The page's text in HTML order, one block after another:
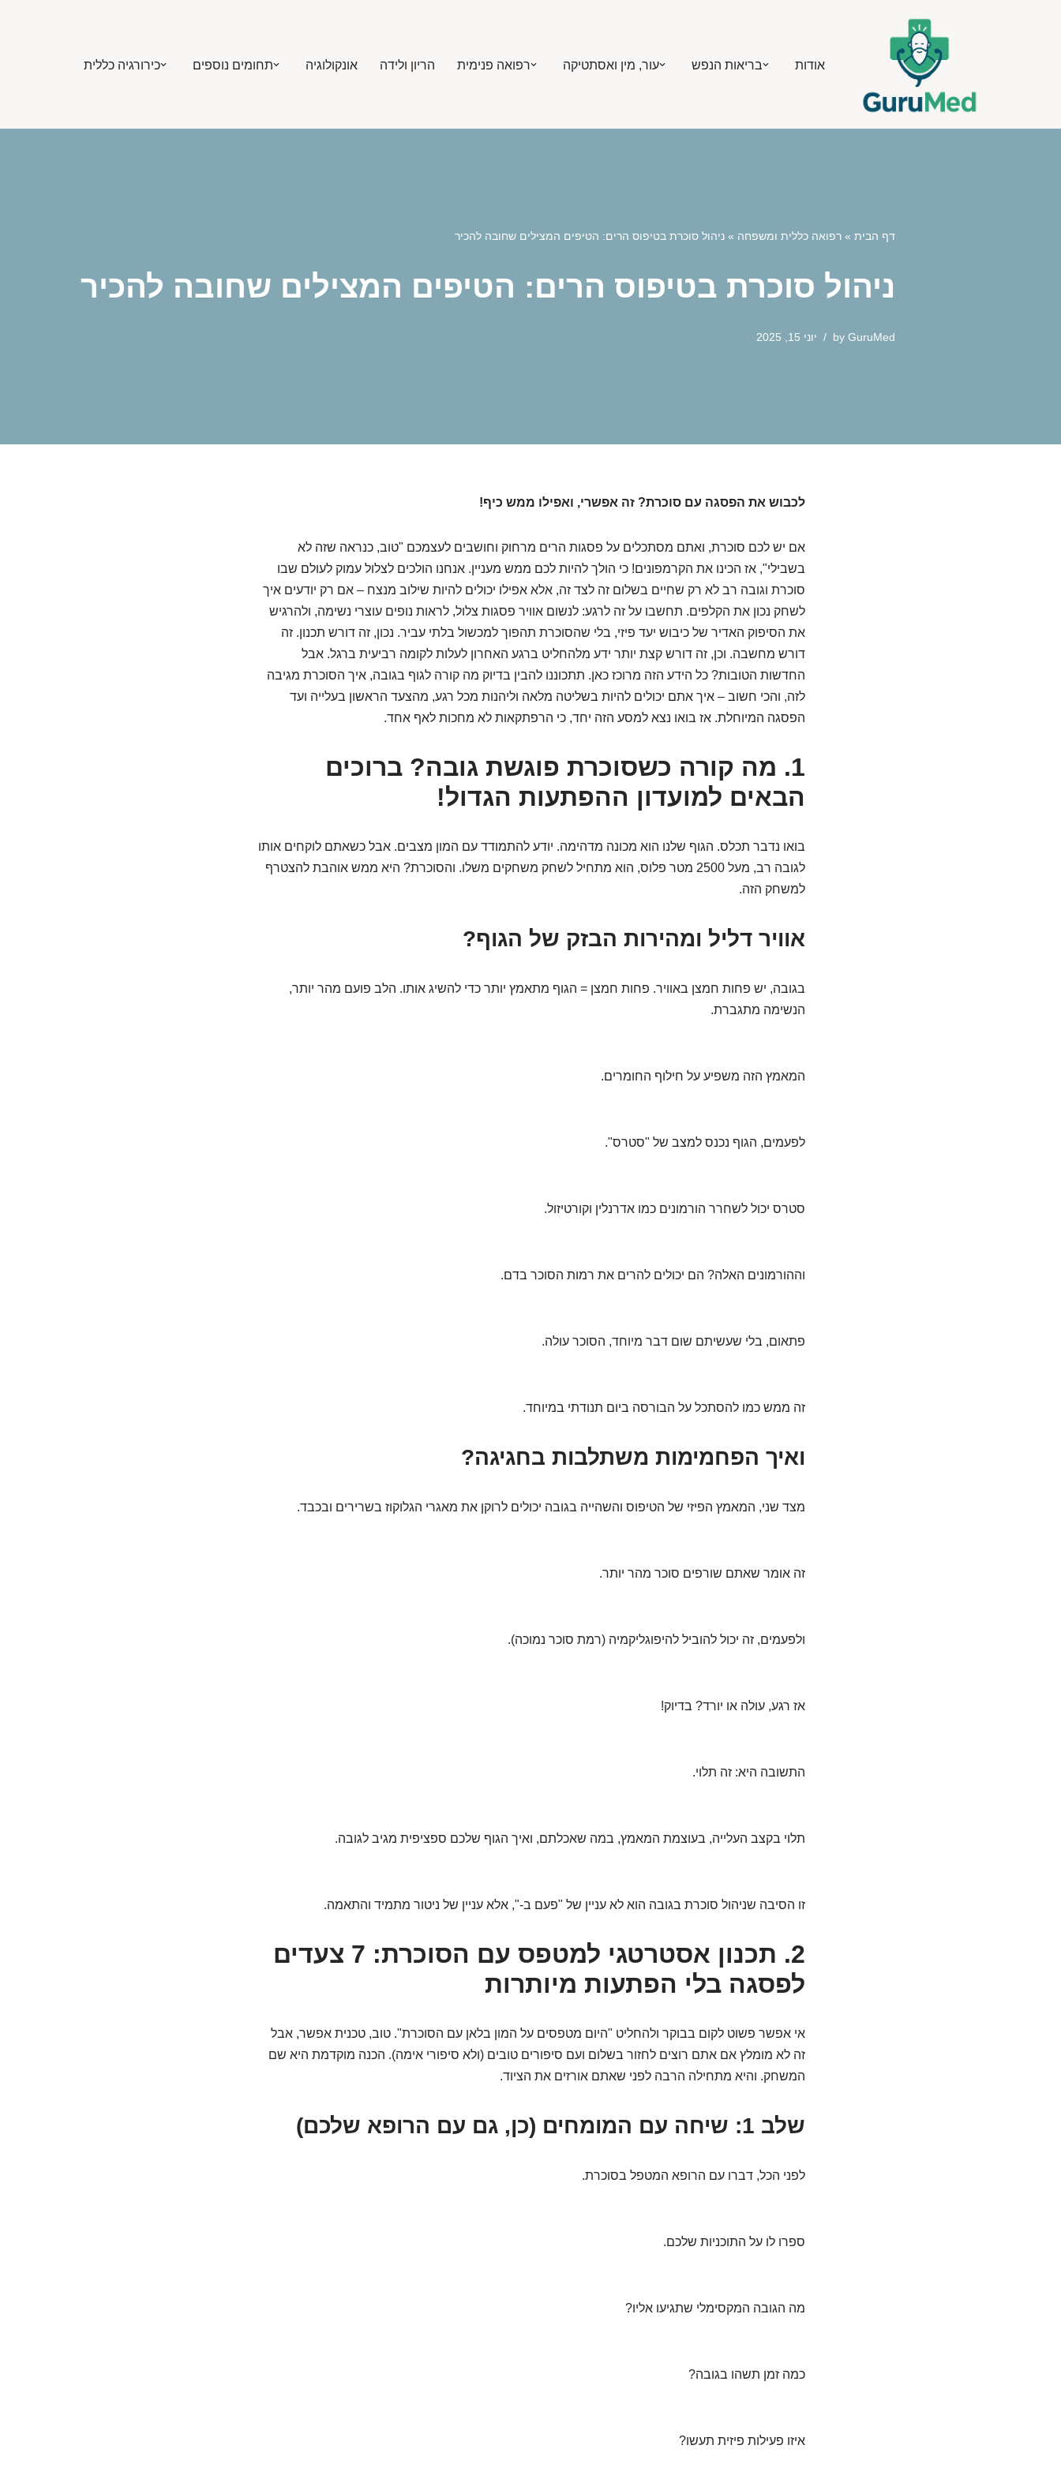
אודות בריאות הנפש עור, מין ואסתטיקה רפואה פנימית הריון ולידה אונקולוגיה תחומים נוספים כירורגיה כללית
דף הבית » רפואה כללית ומשפחה » ניהול סוכרת בטיפוס הרים: הטיפים המצילים שחובה להכיר
ניהול סוכרת בטיפוס הרים: הטיפים המצילים שחובה להכיר
by GuruMed יוני 15, 2025
לכבוש את הפסגה עם סוכרת? זה אפשרי, ואפילו ממש כיף!
אם יש לכם סוכרת, ואתם מסתכלים על פסגות הרים מרחוק וחושבים לעצמכם "טוב, כנראה שזה לא
בשבילי", אז הכינו את הקרמפונים! כי הולך להיות לכם ממש מעניין. אנחנו הולכים לצלול עמוק לעולם שבו
סוכרת וגובה רב לא רק שחיים בשלום זה לצד זה, אלא אפילו יכולים להיות שילוב מנצח – אם רק יודעים איך
לשחק נכון את הקלפים. תחשבו על זה לרגע: לנשום אוויר פסגות צלול, לראות נופים עוצרי נשימה, ולהרגיש
את הסיפוק האדיר של כיבוש יעד פיזי, בלי שהסוכרת תהפוך למכשול בלתי עביר. נכון, זה דורש תכנון. זה
דורש מחשבה. וכן, זה דורש קצת יותר ידע מלהחליט ברגע האחרון לעלות לקומה רביעית ברגל. אבל
החדשות הטובות? כל הידע הזה מרוכז כאן. תתכוננו להבין בדיוק מה קורה לגוף בגובה, איך הסוכרת מגיבה
לזה, והכי חשוב – איך אתם יכולים להיות בשליטה מלאה וליהנות מכל רגע, מהצעד הראשון בעלייה ועד
הפסגה המיוחלת. אז בואו נצא למסע הזה יחד, כי הרפתקאות לא מחכות לאף אחד.
1. מה קורה כשסוכרת פוגשת גובה? ברוכים
הבאים למועדון ההפתעות הגדול!
בואו נדבר תכלס. הגוף שלנו הוא מכונה מדהימה. יודע להתמודד עם המון מצבים. אבל כשאתם לוקחים אותו
לגובה רב, מעל 2500 מטר פלוס, הוא מתחיל לשחק משחקים משלו. והסוכרת? היא ממש אוהבת להצטרף
למשחק הזה.
אוויר דליל ומהירות הבזק של הגוף?
בגובה, יש פחות חמצן באוויר. פחות חמצן = הגוף מתאמץ יותר כדי להשיג אותו. הלב פועם מהר יותר,
הנשימה מתגברת.
המאמץ הזה משפיע על חילוף החומרים.
לפעמים, הגוף נכנס למצב של "סטרס".
סטרס יכול לשחרר הורמונים כמו אדרנלין וקורטיזול.
וההורמונים האלה? הם יכולים להרים את רמות הסוכר בדם.
פתאום, בלי שעשיתם שום דבר מיוחד, הסוכר עולה.
זה ממש כמו להסתכל על הבורסה ביום תנודתי במיוחד.
ואיך הפחמימות משתלבות בחגיגה?
מצד שני, המאמץ הפיזי של הטיפוס והשהייה בגובה יכולים לרוקן את מאגרי הגלוקוז בשרירים ובכבד.
זה אומר שאתם שורפים סוכר מהר יותר.
ולפעמים, זה יכול להוביל להיפוגליקמיה (רמת סוכר נמוכה).
אז רגע, עולה או יורד? בדיוק!
התשובה היא: זה תלוי.
תלוי בקצב העלייה, בעוצמת המאמץ, במה שאכלתם, ואיך הגוף שלכם ספציפית מגיב לגובה.
זו הסיבה שניהול סוכרת בגובה הוא לא עניין של "פעם ב-", אלא עניין של ניטור מתמיד והתאמה.
2. תכנון אסטרטגי למטפס עם הסוכרת: 7 צעדים
לפסגה בלי הפתעות מיותרות
אי אפשר פשוט לקום בבוקר ולהחליט "היום מטפסים על המון בלאן עם הסוכרת". טוב, טכנית אפשר, אבל
זה לא מומלץ אם אתם רוצים לחזור בשלום ועם סיפורים טובים (ולא סיפורי אימה). הכנה מוקדמת היא שם
המשחק. והיא מתחילה הרבה לפני שאתם אורזים את הציוד.
שלב 1: שיחה עם המומחים (כן, גם עם הרופא שלכם)
לפני הכל, דברו עם הרופא המטפל בסוכרת.
ספרו לו על התוכניות שלכם.
מה הגובה המקסימלי שתגיעו אליו?
כמה זמן תשהו בגובה?
איזו פעילות פיזית תעשו?